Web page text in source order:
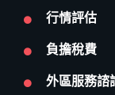
行情評估
負擔稅費
外區服務諮